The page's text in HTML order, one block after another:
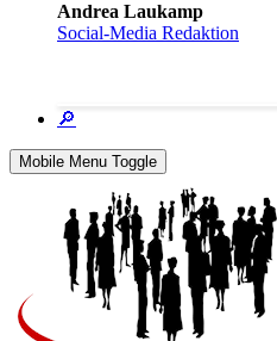
Andrea Laukamp
Social-Media Redaktion
🔎
Mobile Menu Toggle